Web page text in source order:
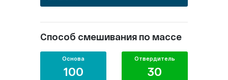
Способ смешивания по массе
Основа
100
Отвердитель
30